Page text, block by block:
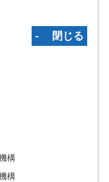
‐ 閉じる
構
構